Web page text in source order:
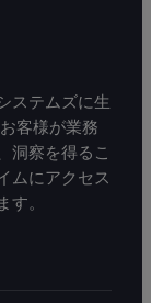
ステムズに生
客様が業務
洞察を得るこ
ムにアクセス
。